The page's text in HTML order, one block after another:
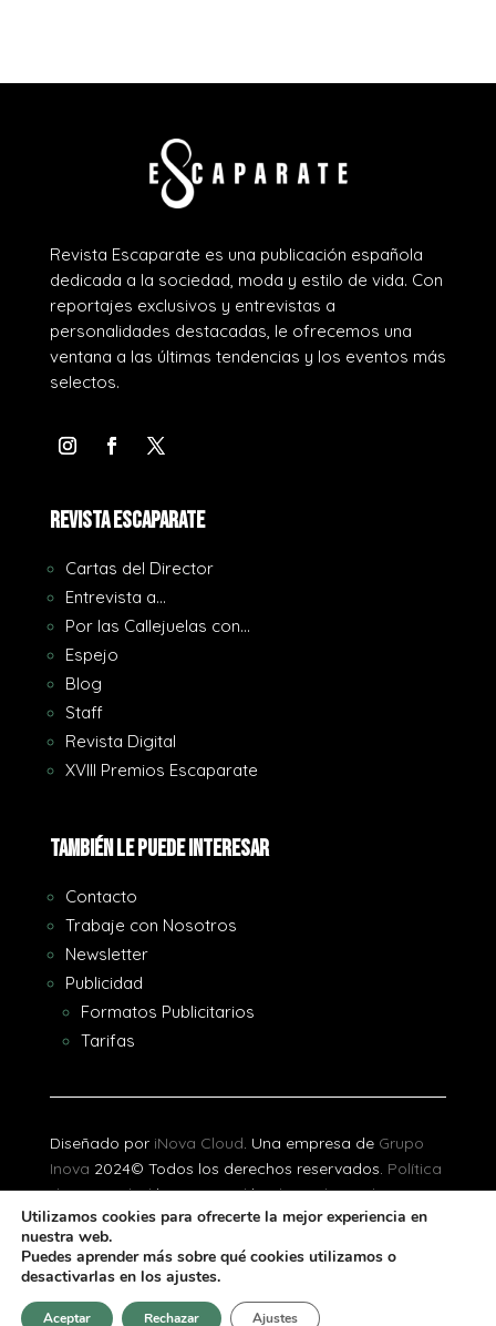
Revista Escaparate es una publicación española
dedicada a la sociedad, moda y estilo de vida. Con
reportajes exclusivos y entrevistas a
personalidades destacadas, le ofrecemos una
ventana a las últimas tendencias y los eventos más
selectos.
REVISTA ESCAPARATE
Cartas del Director
Entrevista a…
Por las Callejuelas con…
Espejo
Blog
Staff
Revista Digital
XVIII Premios Escaparate
También le puede interesar
Contacto
Trabaje con Nosotros
Newsletter
Publicidad
Formatos Publicitarios
Tarifas
Diseñado por iNova Cloud. Una empresa de Grupo
Inova 2024© Todos los derechos reservados. Política
de Privacidad|Aviso Legal|Política de Cookies
[gtranslate]
Utilizamos cookies para ofrecerte la mejor experiencia en
nuestra web.
Puedes aprender más sobre qué cookies utilizamos o
desactivarlas en los ajustes.
Aceptar Rechazar Ajustes